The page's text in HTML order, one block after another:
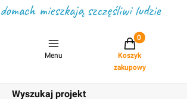
mieszkają szczęśliwi ludzie
Menu
Projekty w
Koszyk
zakupowy
Wyszukaj projekt